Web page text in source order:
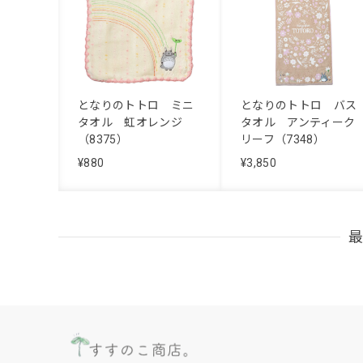
となりのトトロ ミニ
タオル 虹オレンジ
（8375）
¥880
となりのトトロ バス
タオル アンティーク
リーフ（7348）
¥3,850